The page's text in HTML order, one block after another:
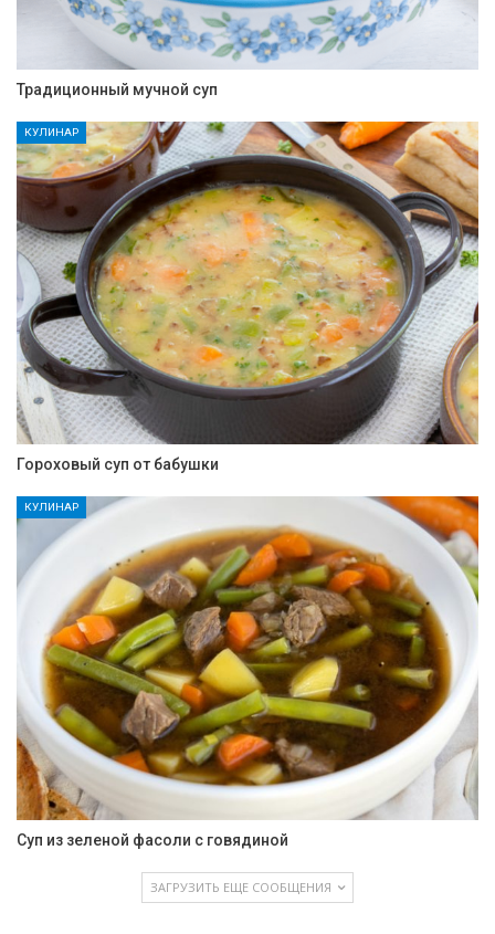
Традиционный мучной суп
КУЛИНАР
Гороховый суп от бабушки
КУЛИНАР
Суп из зеленой фасоли с говядиной
ЗАГРУЗИТЬ ЕЩЕ СООБЩЕНИЯ